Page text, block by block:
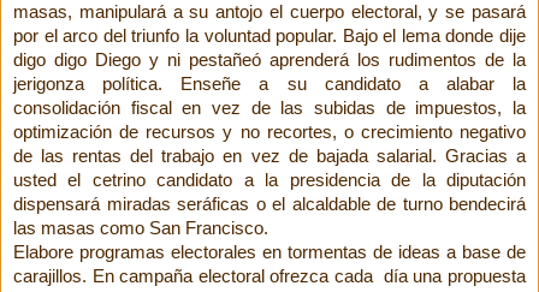
masas, manipulará a su antojo el cuerpo electoral, y se pasará
por el arco del triunfo la voluntad popular. Bajo el
lema donde dije
digo digo Diego y ni pestañeó aprenderá los rudimentos de la
jerigonza política. Enseñe a su candidato a alabar la
consolidación fiscal en vez de las subidas de impuestos, la
optimización de recursos y no recortes, o crecimiento negativo
de las rentas del trabajo en vez de bajada salarial. Gracias a
dispensará miradas seráficas o el alcaldable de turno bendecirá
las masas como San Francisco.
Elabore programas electorales en tormentas de ideas a base de
carajillos. En campaña electoral ofrezca cada  día una propuesta